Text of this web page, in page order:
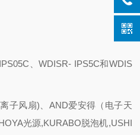
、WDISR- IPS5C和WDIS
子风扇)、AND爱安得（电子天
光源,KURABO脱泡机,USHI